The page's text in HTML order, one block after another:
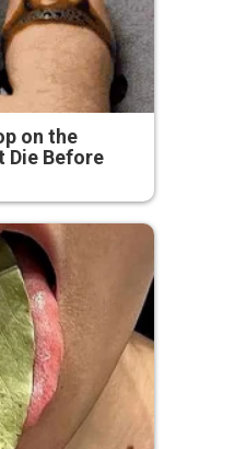
on the
Die Before